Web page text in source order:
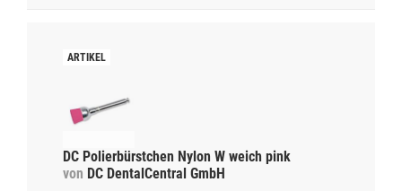
DC Polierbürstchen Nylon W weich pink
von DC DentalCentral GmbH